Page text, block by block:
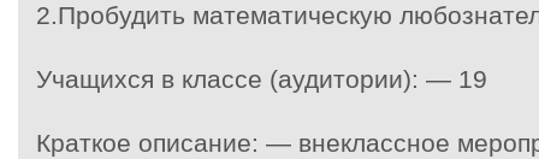
2.Пробудить математическую
Учащихся в классе (аудитории): — 19
Краткое описание: — внеклассное